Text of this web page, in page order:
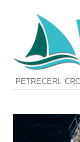
PETRECERI.